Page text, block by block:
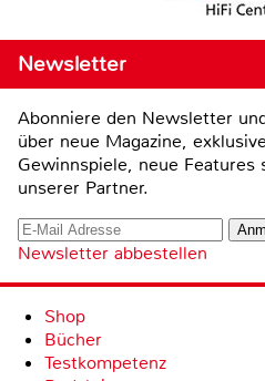
Newsletter
Abonniere den Newsletter
über neue Magazine,
Gewinnspiele, neue
unserer Partner.
Newsletter abbestellen
Shop
Bücher
Testkompetenz